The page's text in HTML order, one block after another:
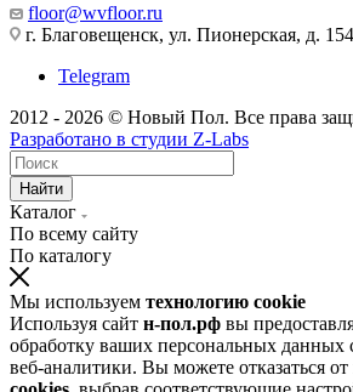
floor@wvfloor.ru
г. Благовещенск, ул. Пионерская, д. 154
Telegram
2012 - 2026 © Новый Пол. Все права
Разработано в студии Z-Labs
Найти
Каталог
По всему сайту
По каталогу
Мы используем технологию cookie
Используя сайт н-пол.рф вы
обработку ваших персональных
веб-аналитики. Вы можете отказаться